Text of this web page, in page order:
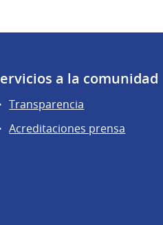
a la comunidad
Transparencia
Acreditaciones prensa